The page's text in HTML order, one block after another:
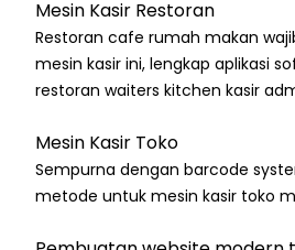
Mesin Kasir Restoran
Restoran cafe rumah makan
mesin kasir ini, lengkap aplikasi
restoran waiters kitchen kasir
Mesin Kasir Toko
Sempurna dengan barcode
metode untuk mesin kasir toko